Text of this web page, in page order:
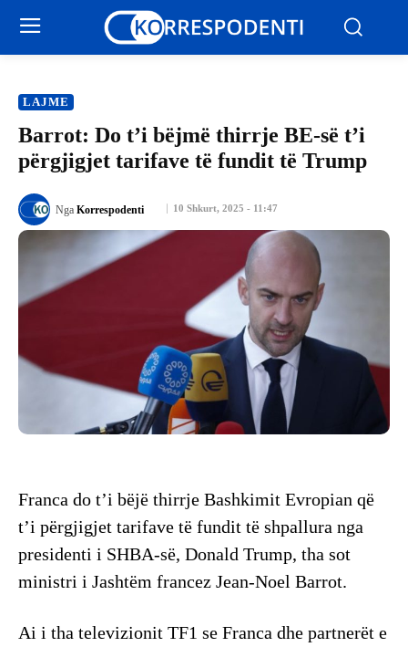
LAJME
Barrot: Do t’i bëjmë thirrje BE-së t’i
përgjigjet tarifave të fundit të Trump
10 Shkurt, 2025 - 11:47
Nga Korrespodenti
Franca do t’i bëjë thirrje Bashkimit Evropian që
t’i përgjigjet tarifave të fundit të shpallura nga
presidenti i SHBA-së, Donald Trump, tha sot
ministri i Jashtëm francez Jean-Noel Barrot.
Ai i tha televizionit TF1 se Franca dhe partnerët e